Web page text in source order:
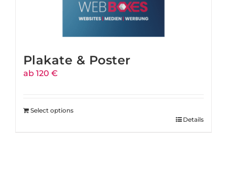
Plakate & Poster
ab 120 €
Select options
Details